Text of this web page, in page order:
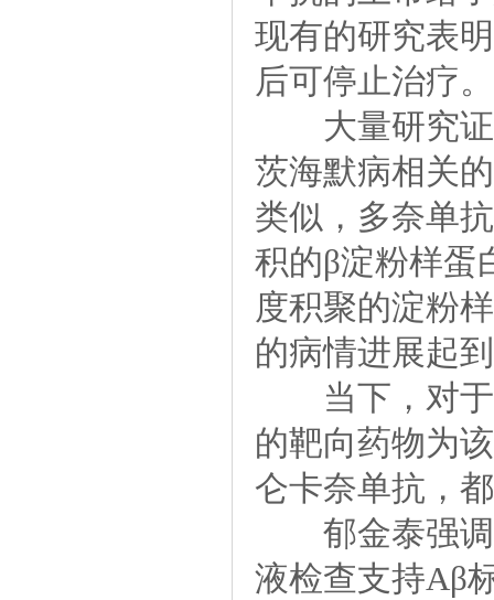
现有的研究表
后可停止治疗。
大量研究证
茨海默病相关
类似，多奈单
积的β淀粉样蛋
度积聚的淀粉
的病情进展起
当下，对于
的靶向药物为
仑卡奈单抗，
郁金泰强调
液检查支持Aβ